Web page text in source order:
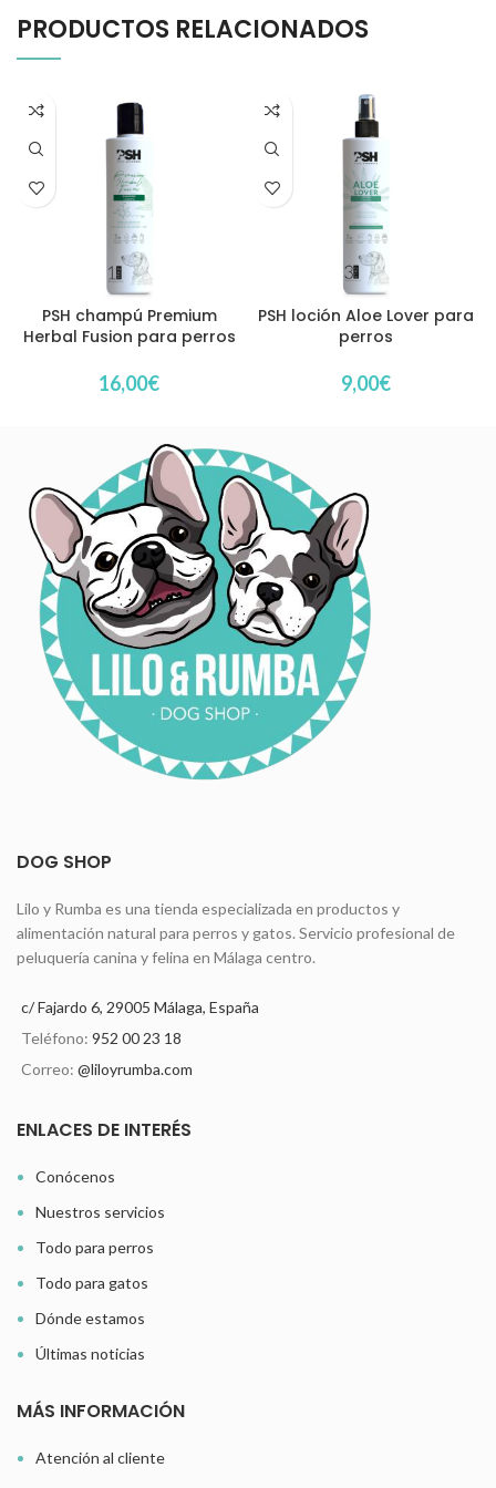
PRODUCTOS RELACIONADOS
PSH champú Premium
Herbal Fusion para perros
16,00€
PSH loción Aloe Lover para
perros
9,00€
DOG SHOP
Lilo y Rumba es una tienda especializada en productos y
alimentación natural para perros y gatos. Servicio profesional de
peluquería canina y felina en Málaga centro.
c/ Fajardo 6, 29005 Málaga, España
Teléfono: 952 00 23 18
Correo: @liloyrumba.com
ENLACES DE INTERÉS
Conócenos
Nuestros servicios
Todo para perros
Todo para gatos
Dónde estamos
Últimas noticias
MÁS INFORMACIÓN
Atención al cliente